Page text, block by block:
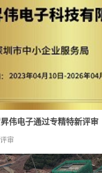
伟电子通过专精特新评审
审